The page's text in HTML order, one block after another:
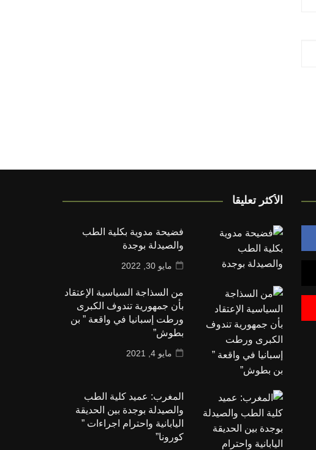
الأكثر تعليقا
فضيحة مدوية بكلية الطب
والصيدلة بوجدة
مايو 30, 2022
من السذاجة السياسية الإعتقاد
بأن جمهورية تندوف الكبرى
ورطت إسبانيا في واقعة ” بن
بطوش”
مايو 4, 2021
المغرب: عميد كلية الطب
والصيدلة بوجدة بين الحديقة
اليابانية واحترام اجراءات ”
كورونا”